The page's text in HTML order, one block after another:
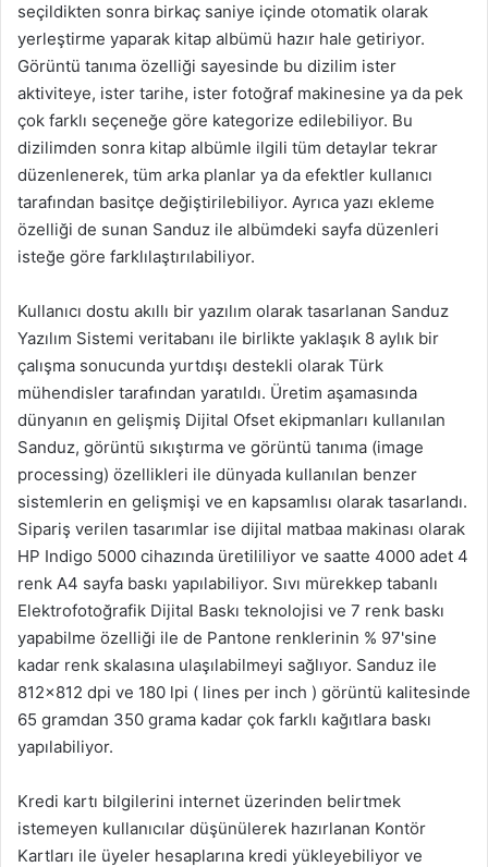
seçildikten sonra birkaç saniye içinde otomatik olarak
yerleştirme yaparak kitap albümü hazır hale getiriyor.
Görüntü tanıma özelliği sayesinde bu dizilim ister
aktiviteye, ister tarihe, ister fotoğraf makinesine ya da pek
çok farklı seçeneğe göre kategorize edilebiliyor. Bu
dizilimden sonra kitap albümle ilgili tüm detaylar tekrar
düzenlenerek, tüm arka planlar ya da efektler kullanıcı
tarafından basitçe değiştirilebiliyor. Ayrıca yazı ekleme
özelliği de sunan Sanduz ile albümdeki sayfa düzenleri
isteğe göre farklılaştırılabiliyor.
Kullanıcı dostu akıllı bir yazılım olarak tasarlanan Sanduz
Yazılım Sistemi veritabanı ile birlikte yaklaşık 8 aylık bir
çalışma sonucunda yurtdışı destekli olarak Türk
mühendisler tarafından yaratıldı. Üretim aşamasında
dünyanın en gelişmiş Dijital Ofset ekipmanları kullanılan
Sanduz, görüntü sıkıştırma ve görüntü tanıma (image
processing) özellikleri ile dünyada kullanılan benzer
sistemlerin en gelişmişi ve en kapsamlısı olarak tasarlandı.
Sipariş verilen tasarımlar ise dijital matbaa makinası olarak
HP Indigo 5000 cihazında üretililiyor ve saatte 4000 adet 4
renk A4 sayfa baskı yapılabiliyor. Sıvı mürekkep tabanlı
Elektrofotoğrafik Dijital Baskı teknolojisi ve 7 renk baskı
yapabilme özelliği ile de Pantone renklerinin % 97'sine
kadar renk skalasına ulaşılabilmeyi sağlıyor. Sanduz ile
812×812 dpi ve 180 lpi ( lines per inch ) görüntü kalitesinde
65 gramdan 350 grama kadar çok farklı kağıtlara baskı
yapılabiliyor.
Kredi kartı bilgilerini internet üzerinden belirtmek
istemeyen kullanıcılar düşünülerek hazırlanan Kontör
Kartları ile üyeler hesaplarına kredi yükleyebiliyor ve